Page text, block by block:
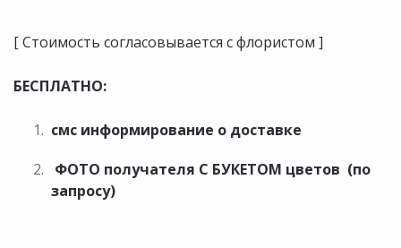
[ Стоимость согласовывается с флористом ]
БЕСПЛАТНО:
смс информирование о доставке
ФОТО получателя С БУКЕТОМ цветов (по
запросу)